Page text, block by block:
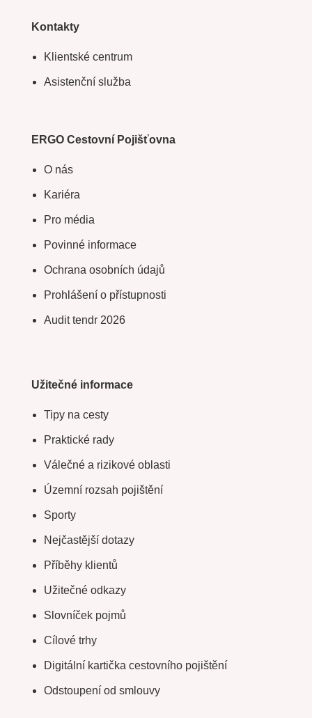
Kontakty
Klientské centrum
Asistenční služba
ERGO Cestovní Pojišťovna
O nás
Kariéra
Pro média
Povinné informace
Ochrana osobních údajů
Prohlášení o přístupnosti
Audit tendr 2026
Užitečné informace
Tipy na cesty
Praktické rady
Válečné a rizikové oblasti
Územní rozsah pojištění
Sporty
Nejčastější dotazy
Příběhy klientů
Užitečné odkazy
Slovníček pojmů
Cílové trhy
Digitální kartička cestovního pojištění
Odstoupení od smlouvy